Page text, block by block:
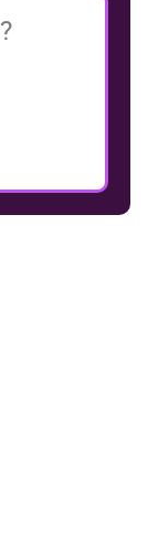
?